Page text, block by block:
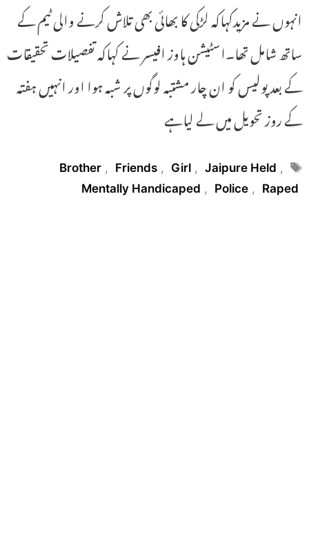
انہوں نے مزیدکہاکہ لڑکی کا بھائی بھی تلاش کرنے والی ٹیم کے
ساتھ شامل تھا۔اسٹیشن ہاوز افیسر نے کہاکہ تفصیلات تحقیقات
کے بعد پولیس کو ان چار مشتبہ لوگوں پر شبہ ہوا اور انہیں ہفتہ
کے روز تحویل میں لے لیاہے
Tags
Brother , Friends , Girl , Jaipure Held ,
Mentally Handicaped , Police , Raped